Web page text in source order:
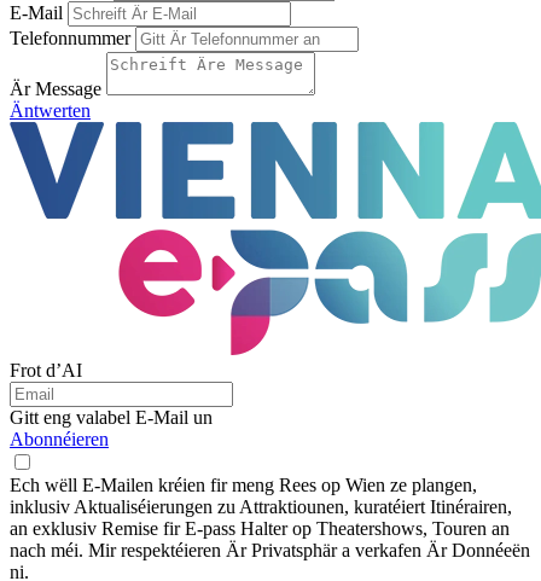
E-Mail
Telefonnummer
Är Message
Äntwerten
Frot d’AI
Gitt eng valabel E-Mail un
Abonnéieren
Ech wëll E-Mailen kréien fir meng Rees op Wien ze plangen,
inklusiv Aktualiséierungen zu Attraktiounen, kuratéiert Itinérairen,
an exklusiv Remise fir E-pass Halter op Theatershows, Touren an
nach méi. Mir respektéieren Är Privatsphär a verkafen Är Donnéeën
ni.